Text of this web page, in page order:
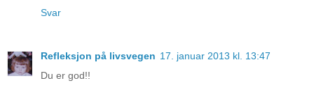
Svar
Refleksjon på livsvegen 17. januar 2013 kl. 13:47
Du er god!!